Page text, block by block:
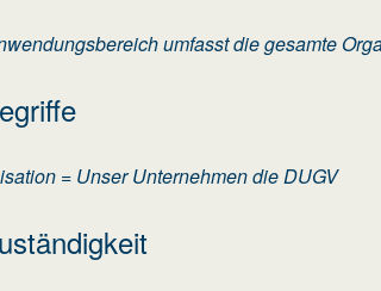
umfasst die gesamte
= Unser Unternehmen die DUGV